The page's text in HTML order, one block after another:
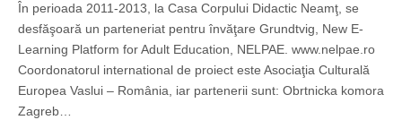
În perioada 2011-2013, la Casa Corpului Didactic Neamţ, se
desfăşoară un parteneriat pentru învăţare Grundtvig, New E-
Learning Platform for Adult Education, NELPAE. www.nelpae.ro
Coordonatorul international de proiect este Asociaţia Culturală
Europea Vaslui – România, iar partenerii sunt: Obrtnicka komora
Zagreb…